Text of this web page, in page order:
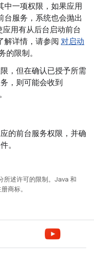
中一项权限，如果应用
台服务，系统也会抛出
应用有从后台启动前台
解详情，请参阅 对启动
的限制。
，但在确认已授予所需
，则可能会收到
。
的前台服务权限，并确
。
所述许可的限制。Java 和
商标。